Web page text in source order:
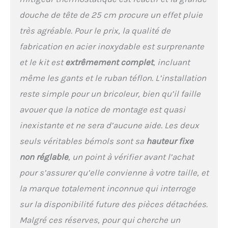
facilement éliminer le
calcaire avec un simple
coup de chiffon.
hygiénique en silicone
XL】3 modes de
indépendants : pluie
douce, massage apaisant
une expérience de douche
parfaite. Buse en silicone
qualité, détartrage facile
par grattage délicat, rapide
et pratique. 【Barre de
douche en acier
inoxydable】cette barre de
douche réglable en
hauteur est fabriquée en
acier inoxydable avec un
douche de tête de 25 cm procure un effet pluie
très agréable. Pour le prix, la qualité de
fabrication en acier inoxydable est surprenante
et le kit estextrêmement complet, incluant
même les gants et le ruban téflon. L’installation
reste simple pour un bricoleur, bien qu’il faille
avouer que la notice de montage est quasi
inexistante et ne sera d’aucune aide. Les deux
seuls véritables bémols sont sa hauteur fixe
non réglable, un point à vérifier avant l’achat
pour s’assurer qu’elle convienne à votre taille, et
la marque totalement inconnue qui interroge
sur la disponibilité future des pièces détachées.
Malgré ces réserves, pour qui cherche un